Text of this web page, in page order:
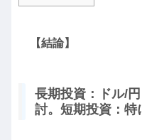
【結論】
長期投資：ドル/
討。短期投資：特